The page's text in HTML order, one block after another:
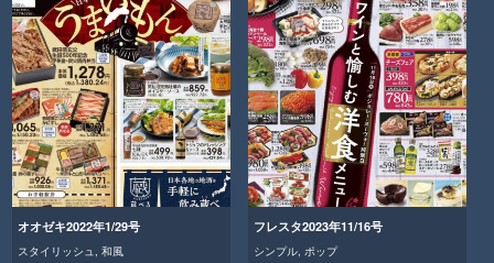
オオゼキ2022年1/29号
スタイリッシュ 和風
フレスタ2023年11/16号
シンプル, ポップ